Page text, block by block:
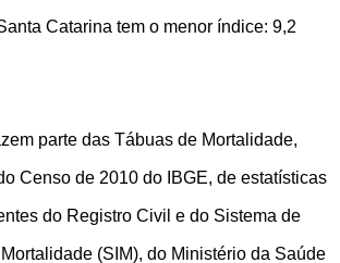
Catarina tem o menor índice: 9,2
parte das Tábuas de Mortalidade,
Censo de 2010 do IBGE, de estatísticas
do Registro Civil e do Sistema de
(SIM), do Ministério da Saúde